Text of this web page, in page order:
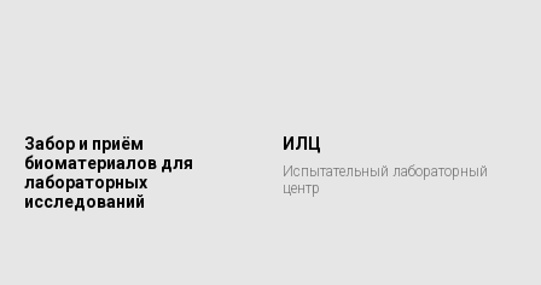
Забор и приём
биоматериалов для
лабораторных
исследований
ИЛЦ
Испытательный лабораторный
центр